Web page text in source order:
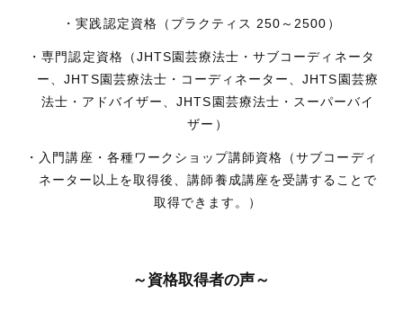
・実践認定資格（プラクティス 250～2500）
・専門認定資格（JHTS園芸療法士・サブコーディネータ
ー、JHTS園芸療法士・コーディネーター、JHTS園芸療
法士・アドバイザー、JHTS園芸療法士・スーパーバイ
ザー）
・入門講座・各種ワークショップ講師資格（サブコーディ
ネーター以上を取得後、講師養成講座を受講することで
取得できます。）
～資格取得者の声～